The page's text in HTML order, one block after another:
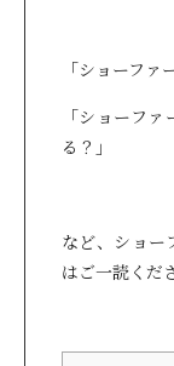
「ショーファ
「ショーフ
る？」
など、ショー
はご一読くだ